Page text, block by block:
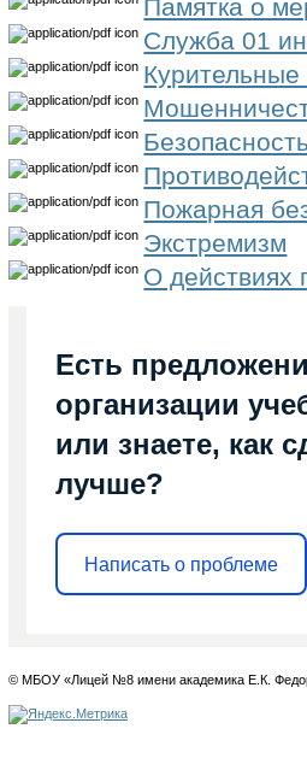
Памятка о
Служба 01
Пожарная
Экстремизм
О действиях
Есть
организации
или знаете, как
лучше?
Написать о проблеме
© МБОУ «Лицей №8 имени академика Е.К.